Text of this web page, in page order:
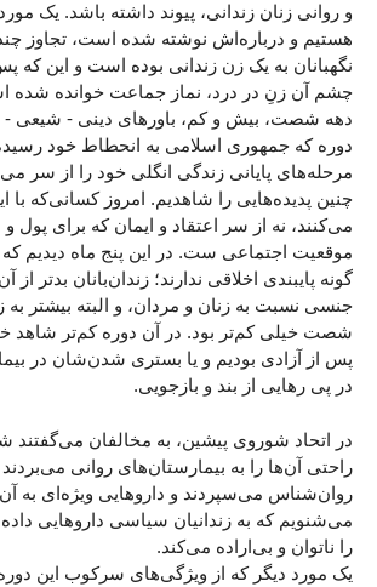
و روانی زنان زندانی، پیوند داشته باشد. یک
هستیم و درباره‌اش نوشته شده است، تجاوز
نگهبانان به یک زن زندانی بوده است و این که
چشم آن زنِ در درد، نماز جماعت خوانده شده
دهه شصت، بیش و کم، باورهای دینی - شیعی -
دوره که جمهوری اسلامی به انحطاط خود
مرحله‌های پایانی زندگی انگلی خود را از سر می
چنین پدیده‌هایی را شاهدیم. امروز کسانی‌که با
می‌کنند، نه از سر اعتقاد و ایمان که برای پول
موقعیت اجتماعی ست. در این پنج ماه دیدیم
گونه پایبندی اخلاقی ندارند؛ زندان‌بانان بدتر
جنسی نسبت به زنان و مردان، و البته بیشتر
شصت خیلی کم‌تر بود. در آن دوره کم‌تر شاهد
پس از آزادی بودیم و یا بستری شدن‌شان در
در پی رهایی از بند و بازجویی.
در اتحاد شوروی پیشین، به مخالفان می‌گفتند
راحتی آن‌ها را به بیمارستان‌های روانی
روان‌شناس می‌سپردند و داروهایی ویژه‌ای به
می‌شنویم که به زندانیان سیاسی داروهایی
را ناتوان و بی‌اراده می‌‌کند.
یک مورد دیگر که از ویژگی‌های سرکوب این